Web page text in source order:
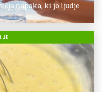
napaka, ki jo ljudje